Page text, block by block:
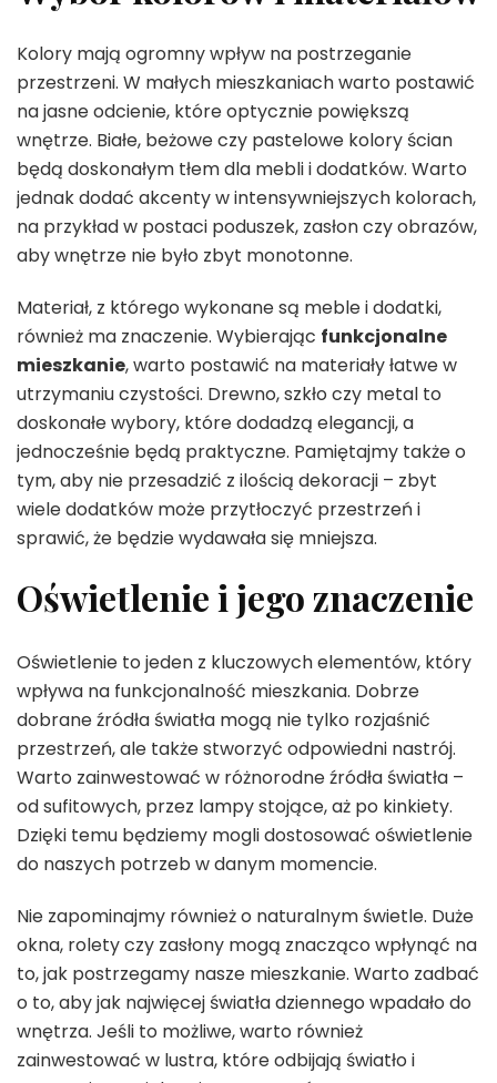
Kolory mają ogromny wpływ na postrzeganie
przestrzeni. W małych mieszkaniach warto postawić
na jasne odcienie, które optycznie powiększą
wnętrze. Białe, beżowe czy pastelowe kolory ścian
będą doskonałym tłem dla mebli i dodatków. Warto
jednak dodać akcenty w intensywniejszych kolorach,
na przykład w postaci poduszek, zasłon czy obrazów,
aby wnętrze nie było zbyt monotonne.
Materiał, z którego wykonane są meble i dodatki,
również ma znaczenie. Wybierając funkcjonalne
mieszkanie, warto postawić na materiały łatwe w
utrzymaniu czystości. Drewno, szkło czy metal to
doskonałe wybory, które dodadzą elegancji, a
jednocześnie będą praktyczne. Pamiętajmy także o
tym, aby nie przesadzić z ilością dekoracji – zbyt
wiele dodatków może przytłoczyć przestrzeń i
sprawić, że będzie wydawała się mniejsza.
Oświetlenie i jego znaczenie
Oświetlenie to jeden z kluczowych elementów, który
wpływa na funkcjonalność mieszkania. Dobrze
dobrane źródła światła mogą nie tylko rozjaśnić
przestrzeń, ale także stworzyć odpowiedni nastrój.
Warto zainwestować w różnorodne źródła światła –
od sufitowych, przez lampy stojące, aż po kinkiety.
Dzięki temu będziemy mogli dostosować oświetlenie
do naszych potrzeb w danym momencie.
Nie zapominajmy również o naturalnym świetle. Duże
okna, rolety czy zasłony mogą znacząco wpłynąć na
to, jak postrzegamy nasze mieszkanie. Warto zadbać
o to, aby jak najwięcej światła dziennego wpadało do
wnętrza. Jeśli to możliwe, warto również
zainwestować w lustra, które odbijają światło i